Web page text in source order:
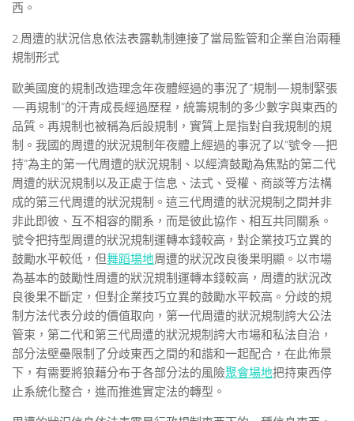
西。
2.周遭的狀況信息依法表露軌制連接了當局監管和企業自治兩種
規制形式
歐美國度的規制改造理念年夜體經過的事況了“規制—規制緊張
—再規制”的汗青成長經過歷程，統籌規制的多少數字與東西的
品質。再規制也被稱為后設規制，實質上是指對自我規制的規
制。我國的周遭的狀況規制年夜體上經過的事況了以“號令—把
持”為主的第一代周遭的狀況規制、以經濟鼓勵為焦點的第二代
周遭的狀況規制以及正處于信息、法式、受權、商談等方法構
成的第三代周遭的狀況規制。這三代周遭的狀況規制之間并非
非此即彼、互不相容的關系，而是彼此協作、相互共同關系。
號令把持型周遭的狀況規制運轉本錢較高，對企業技巧立異的
鼓勵水平較低，但舞蹈場地周遭的狀況改良後果明顯。以市場
為基本的鼓勵性周遭的狀況規制運轉本錢較高，周遭的狀況改
良後果不斷定，但對企業技巧立異的鼓勵水平較高。分歧的規
制方法代表分歧的價值取向，第一代周遭的狀況規制誇大公法
管束，第二代和第三代周遭的狀況規制誇大市場和私法自治，
部分法壁壘限制了分歧東西之間的和諧和一起配合，在此佈景
下，有需要將狼藉分布于各部分法的風險聚會場地把持東西停
止系統化整合，進而推進實定法的轉型。